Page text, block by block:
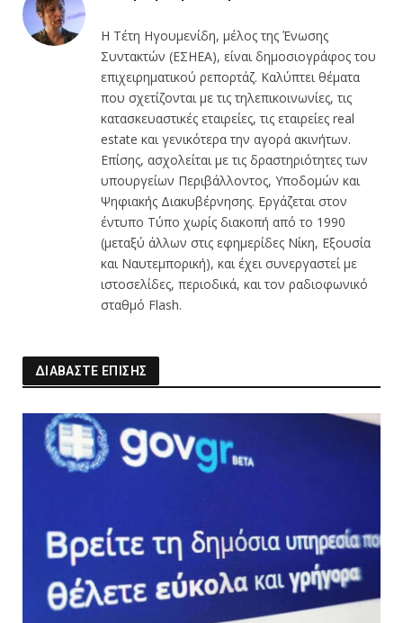
Η Τέτη Ηγουμενίδη, μέλος της Ένωσης
Συντακτών (ΕΣΗΕΑ), είναι δημοσιογράφος του
επιχειρηματικού ρεπορτάζ. Καλύπτει θέματα
που σχετίζονται με τις τηλεπικοινωνίες, τις
κατασκευαστικές εταιρείες, τις εταιρείες real
estate και γενικότερα την αγορά ακινήτων.
Επίσης, ασχολείται με τις δραστηριότητες των
υπουργείων Περιβάλλοντος, Υποδομών και
Ψηφιακής Διακυβέρνησης. Εργάζεται στον
έντυπο Τύπο χωρίς διακοπή από το 1990
(μεταξύ άλλων στις εφημερίδες Νίκη, Εξουσία
και Ναυτεμπορική), και έχει συνεργαστεί με
ιστοσελίδες, περιοδικά, και τον ραδιοφωνικό
σταθμό Flash.
ΔΙΑΒΑΣΤΕ ΕΠΙΣΗΣ